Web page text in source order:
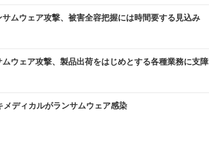
ムウェア攻撃、被害全容把握には時間要する見込み
ウェア攻撃、製品出荷をはじめとする各種業務に支障
ディカルがランサムウェア感染